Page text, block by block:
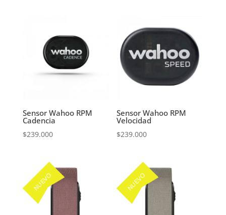
Sensor Wahoo RPM
Cadencia
$239.000
Sensor Wahoo RPM
Velocidad
$239.000
NUEVO NUEVO